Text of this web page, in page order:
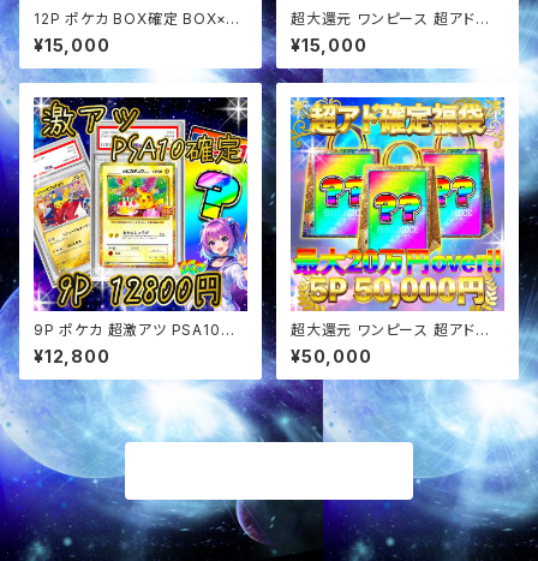
12P ポケカ BOX確定 BOX×SA
Rセットオリパ
¥15,000
超大還元 ワンピース 超アド確
定福袋 オリパ
¥15,000
9P ポケカ 超激アツ PSA10確
定 オリパ
¥12,800
超大還元 ワンピース 超アド確
定福袋 オリパ
¥50,000